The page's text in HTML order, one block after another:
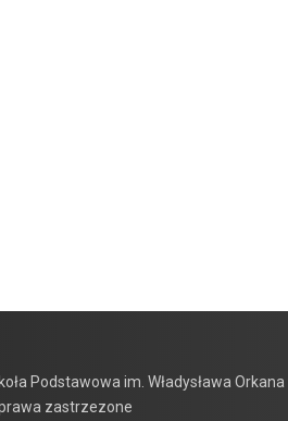
Podstawowa im. Władysława
zastrzezone